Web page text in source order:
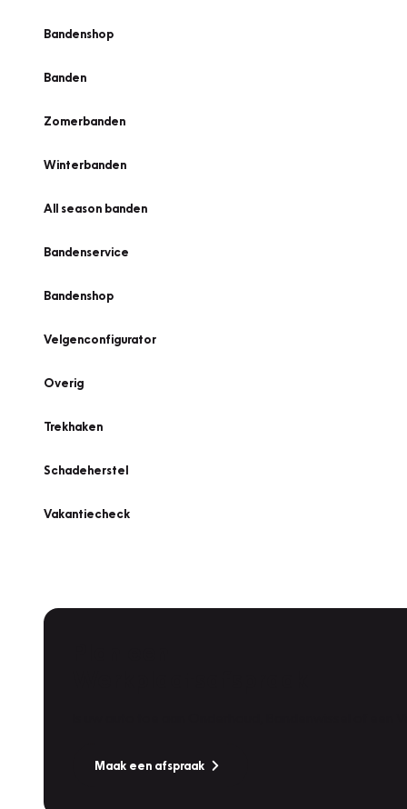
Bandenshop
Banden
Zomerbanden
Winterbanden
All season banden
Bandenservice
Bandenshop
Velgenconfigurator
Overig
Trekhaken
Schadeherstel
Vakantiecheck
Maak een afspraak